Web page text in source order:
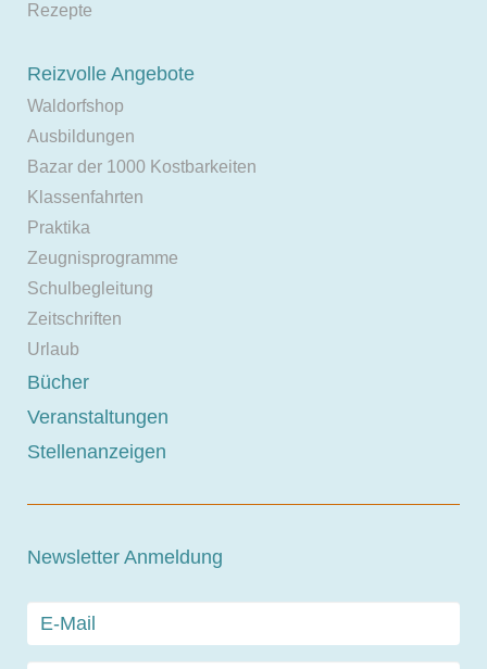
Rezepte
Reizvolle Angebote
Waldorfshop
Ausbildungen
Bazar der 1000 Kostbarkeiten
Klassenfahrten
Praktika
Zeugnisprogramme
Schulbegleitung
Zeitschriften
Urlaub
Bücher
Veranstaltungen
Stellenanzeigen
Newsletter Anmeldung